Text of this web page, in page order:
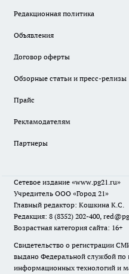
Редакционная политика
Объявления
Договор оферты
Обзорные статьи и пресс-релизы
Прайс
Рекламодателям
Партнеры
Сетевое издание «www.pg21.ru»
Учредитель ООО «Город 21»
Главный редактор: Кошкина К.С.
Редакция: 8 (8352) 202-400,
Возрастная категория сайта: 16+
Свидетельство о регистрации
выдано Федеральной службой по
информационных технологий и